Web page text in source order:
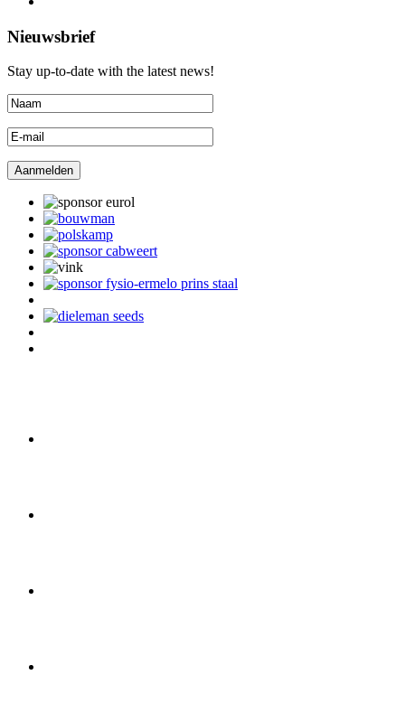
Nieuwsbrief
Stay up-to-date with the latest news!